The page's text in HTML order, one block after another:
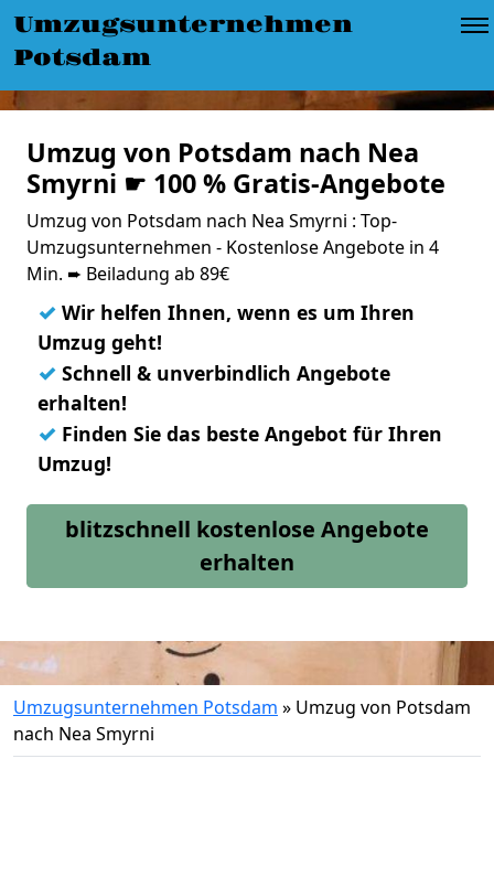
Umzugsunternehmen
Potsdam
Umzug von Potsdam nach Nea
Smyrni ☛ 100 % Gratis-Angebote
Umzug von Potsdam nach Nea Smyrni : Top-
Umzugsunternehmen - Kostenlose Angebote in 4
Min. ➨ Beiladung ab 89€
✓ Wir helfen Ihnen, wenn es um Ihren
Umzug geht!
✓ Schnell & unverbindlich Angebote
erhalten!
✓ Finden Sie das beste Angebot für Ihren
Umzug!
blitzschnell kostenlose Angebote
erhalten
Umzugsunternehmen Potsdam » Umzug von Potsdam
nach Nea Smyrni